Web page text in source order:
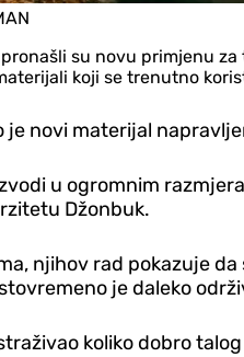
su novu primjenu
koji se trenutno
novi materijal
u ogromnim
Džonbuk.
njihov rad pokazuje
je daleko
koliko dobro